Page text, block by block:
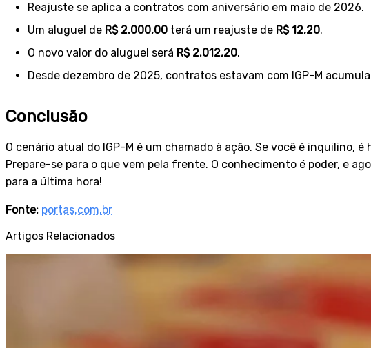
Reajuste se aplica a contratos com aniversário em maio de 2026.
Um aluguel de R$ 2.000,00 terá um reajuste de R$ 12,20.
O novo valor do aluguel será R$ 2.012,20.
Desde dezembro de 2025, contratos estavam com IGP-M
Conclusão
O cenário atual do IGP-M é um chamado à ação. Se você é inquilino,
Prepare-se para o que vem pela frente. O conhecimento é poder, e
para a última hora!
Fonte: portas.com.br
Artigos Relacionados